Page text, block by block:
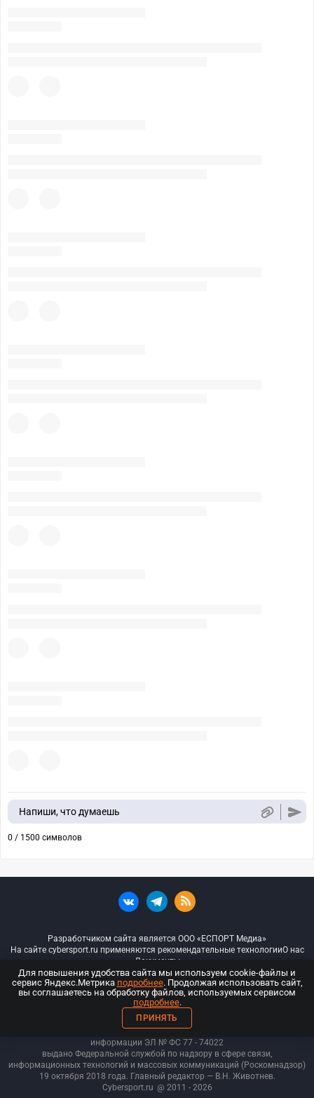
Напиши, что думаешь
0 / 1500 символов
Разработчиком сайта является ООО «ЕСПОРТ Медиа»
На сайте cybersport.ru применяются рекомендательные технологииО нас
Документы
© ООО «Киберспорт.ру» — Все права защищены
18+
ООО «Киберспорт.ру». Свидетельство о регистрации средств массовой
информации ЭЛ № ФС 77 - 74022
выдано Федеральной службой по надзору в сфере связи,
информационных технологий и массовых коммуникаций (Роскомнадзор)
19 октября 2018 года. Главный редактор — В.Н. Животнев.
Cybersport.ru @ 2011 - 2026
Для повышения удобства сайта мы используем cookie-файлы и
сервис Яндекс.Метрика подробнее. Продолжая использовать сайт,
вы соглашаетесь на обработку файлов, используемых сервисом
подробнее.
ПРИНЯТЬ